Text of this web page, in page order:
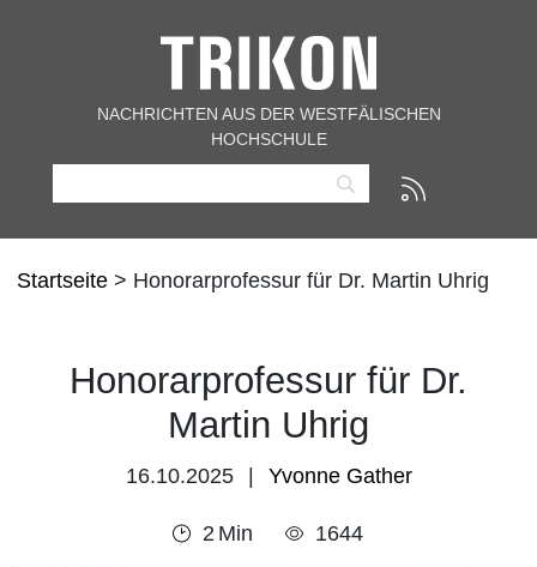
NACHRICHTEN AUS DER WESTFÄLISCHEN
HOCHSCHULE
Startseite > Honorarprofessur für Dr. Martin Uhrig
Honorarprofessur für Dr.
Martin Uhrig
16.10.2025 Yvonne Gather
2 Min 1644